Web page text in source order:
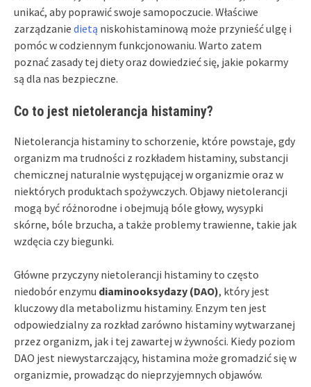
unikać, aby poprawić swoje samopoczucie. Właściwe
zarządzanie dietą niskohistaminową może przynieść ulgę i
pomóc w codziennym funkcjonowaniu. Warto zatem
poznać zasady tej diety oraz dowiedzieć się, jakie pokarmy
są dla nas bezpieczne.
Co to jest nietolerancja histaminy?
Nietolerancja histaminy to schorzenie, które powstaje, gdy
organizm ma trudności z rozkładem histaminy, substancji
chemicznej naturalnie występującej w organizmie oraz w
niektórych produktach spożywczych. Objawy nietolerancji
mogą być różnorodne i obejmują bóle głowy, wysypki
skórne, bóle brzucha, a także problemy trawienne, takie jak
wzdęcia czy biegunki.
Główne przyczyny nietolerancji histaminy to często
niedobór enzymu diaminooksydazy (DAO), który jest
kluczowy dla metabolizmu histaminy. Enzym ten jest
odpowiedzialny za rozkład zarówno histaminy wytwarzanej
przez organizm, jak i tej zawartej w żywności. Kiedy poziom
DAO jest niewystarczający, histamina może gromadzić się w
organizmie, prowadząc do nieprzyjemnych objawów.